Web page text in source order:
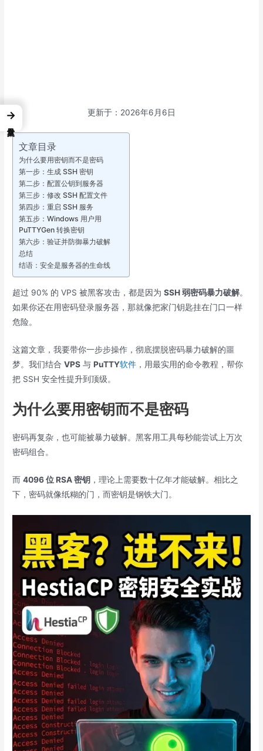
更新于：2026年6月6日
文章目录
为什么要用密钥而不是密码
第一步：生成 SSH 密钥
第二步：配置公钥到服务器
第三步：修改 SSH 配置文件
第四步：重启 SSH 服务
第五步：Windows 用户用
PuTTYGen 转换密钥
第六步：验证并防御暴力破解
总结
结语：安全是服务器的生命线
超过 90% 的 VPS 被黑客攻击，都是因为SSH 弱密码暴力破解。
如果你还在用密码登录服务器，那就像把家门钥匙挂在门口一样
危险。
这篇文章，我要带你一步步操作，彻底摆脱密码暴力破解的噩
梦。我们结合VPS 与PuTTY软件 ，用最实用的命令教程，帮你
把 SSH 安全性提升到顶级。
为什么要用密钥而不是密码
密码再复杂，也可能被暴力破解。黑客用工具每秒能尝试上万次
密码组合。
而4096 位 RSA 密钥 ，理论上需要数十亿年才能破解。相比之
下，密码就像纸糊的门，而密钥是钢铁大门。
→